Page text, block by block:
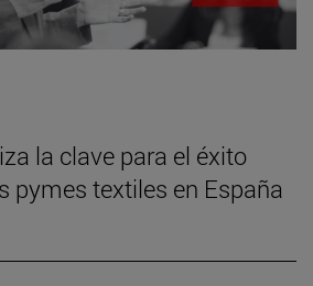
la clave para el éxito
pymes textiles en España